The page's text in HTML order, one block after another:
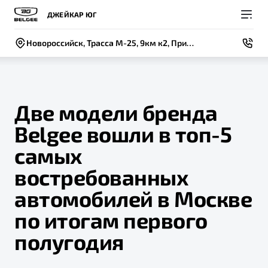
ДЖЕЙКАР ЮГ
Новороссийск, Трасса М-25, 9км к2, Приморский район
Модели
Новый
X50+
Покупателям
ВЫБОР И ПОКУПКА
Автомобили в наличии
Спецпредложения и Акции
Записаться на тест-драйв
Владельцам
СЕРВИС
Записаться на сервис
Руководство по эксплуатации
Техническое обслуживание
Калькулятор ТО
О компании
СОБЫТИЯ
Новости
Контакты
BELGEE В РОССИИ
Две модели бренда
Belgee вошли в топ-5
самых
востребованных
автомобилей в Москве
по итогам первого
полугодия